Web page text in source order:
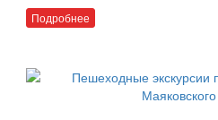
Подробнее